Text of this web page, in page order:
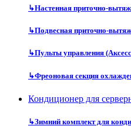
↳Настенная приточно-
↳Подвесная приточно-
↳Пульты управления
↳Фреоновая секция
Кондиционер для
↳Зимний комплект для